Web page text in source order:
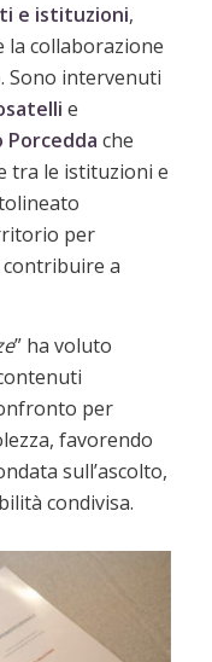
e istituzioni,
la collaborazione
Sono intervenuti
e
Porcedda che
tra le istituzioni e
per
a
” ha voluto
per
favorendo
sull’ascolto,
condivisa.